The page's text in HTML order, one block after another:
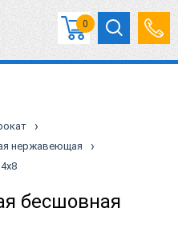
0
›
нержавеющая ›
бесшовная